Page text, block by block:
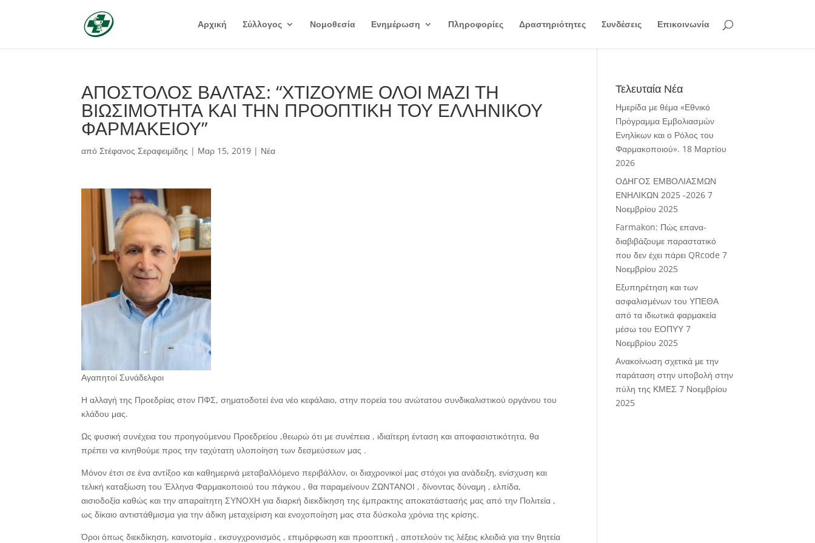
Αρχική Σύλλογος Νομοθεσία Ενημέρωση Πληροφορίες Δραστηριότητες Συνδέσεις Επικοινωνία
ΑΠΟΣΤΟΛΟΣ ΒΑΛΤΑΣ: “ΧΤΙΖΟΥΜΕ ΟΛΟΙ ΜΑΖΙ ΤΗ
ΒΙΩΣΙΜΟΤΗΤΑ ΚΑΙ ΤΗΝ ΠΡΟΟΠΤΙΚΗ ΤΟΥ ΕΛΛΗΝΙΚΟΥ
ΦΑΡΜΑΚΕΙΟΥ”
απόΣτέφανος Σεραφειμίδης | Μαρ 15, 2019 | Νέα
Αγαπητοί Συνάδελφοι
Η αλλαγή της Προεδρίας στον ΠΦΣ, σηματοδοτεί ένα νέο κεφάλαιο, στην πορεία του ανώτατου συνδικαλιστικού οργάνου του
κλάδου μας.
Ως φυσική συνέχεια του προηγούμενου Προεδρείου ,θεωρώ ότι με συνέπεια , ιδιαίτερη ένταση και αποφασιστικότητα, θα
πρέπει να κινηθούμε προς την ταχύτατη υλοποίηση των δεσμεύσεων μας .
Μόνον έτσι σε ένα αντίξοο και καθημερινά μεταβαλλόμενο περιβάλλον, οι διαχρονικοί μας στόχοι για ανάδειξη, ενίσχυση και
τελική καταξίωση του Έλληνα Φαρμακοποιού του πάγκου , θα παραμείνουν ΖΩΝΤΑΝΟΙ , δίνοντας δύναμη , ελπίδα,
αισιοδοξία καθώς και την απαραίτητη ΣΥΝΟΧΗ για διαρκή διεκδίκηση της έμπρακτης αποκατάστασής μας από την Πολιτεία ,
ως δίκαιο αντιστάθμισμα για την άδικη μεταχείριση και ενοχοποίηση μας στα δύσκολα χρόνια της κρίσης.
Όροι όπως διεκδίκηση, καινοτομία , εκσυγχρονισμός , επιμόρφωση και προοπτική , αποτελούν τις λέξεις κλειδιά για την θητεία
Τελευταία Νέα
Ημερίδα με θέμα «Εθνικό
Πρόγραμμα Εμβολιασμών
Ενηλίκων και ο Ρόλος του
Φαρμακοποιού». 18 Μαρτίου
2026
ΟΔΗΓΟΣ ΕΜΒΟΛΙΑΣΜΩΝ
ΕΝΗΛΙΚΩΝ 2025 -2026 7
Νοεμβρίου 2025
Farmakon: Πώς επανα-
διαβιβάζουμε παραστατικό
που δεν έχει πάρει QRcode 7
Νοεμβρίου 2025
Εξυπηρέτηση και των
ασφαλισμένων του ΥΠΕΘΑ
από τα ιδιωτικά φαρμακεία
μέσω του ΕΟΠΥΥ 7
Νοεμβρίου 2025
Ανακοίνωση σχετικά με την
παράταση στην υποβολή στην
πύλη της ΚΜΕΣ 7 Νοεμβρίου
2025